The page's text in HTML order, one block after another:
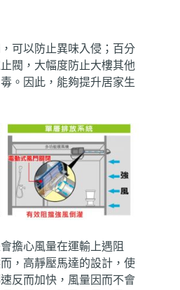
可以防止異味入侵；百分
閥，大幅度防止大樓其他
。因此，能夠提升居家生
擔心風量在運輸上遇阻
，高靜壓馬達的設計，使
反而加快，風量因而不會